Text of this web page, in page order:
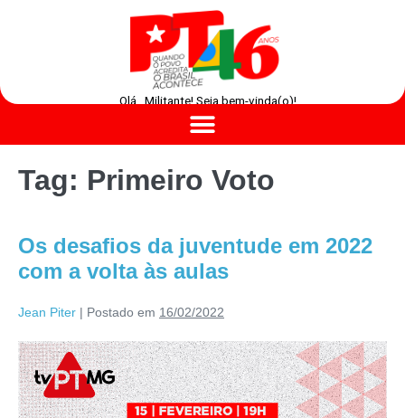
Olá , Militante! Seja bem-vinda(o)!
Tag: Primeiro Voto
Os desafios da juventude em 2022
com a volta às aulas
Jean Piter | Postado em 16/02/2022